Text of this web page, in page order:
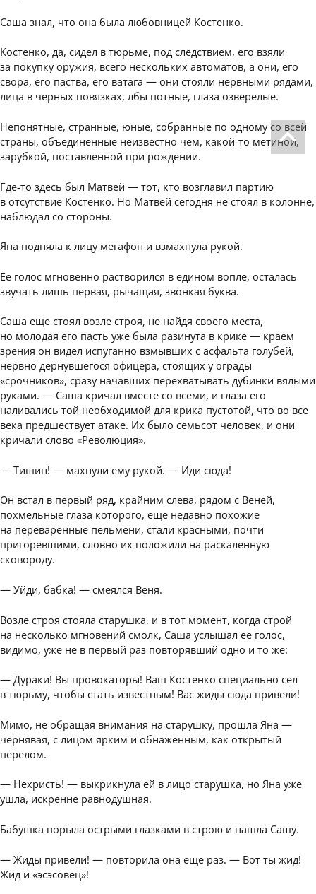
Саша знал, что она была любовницей Костенко.
Костенко, да, сидел в тюрьме, под следствием, его взяли
за покупку оружия, всего нескольких автоматов, а они, его
свора, его паства, его ватага — они стояли нервными рядами,
лица в черных повязках, лбы потные, глаза озверелые.
Непонятные, странные, юные, собранные по одному со всей
страны, объединенные неизвестно чем, какой-то метиной,
зарубкой, поставленной при рождении.
Где-то здесь был Матвей — тот, кто возглавил партию
в отсутствие Костенко. Но Матвей сегодня не стоял в колонне,
наблюдал со стороны.
Яна подняла к лицу мегафон и взмахнула рукой.
Ее голос мгновенно растворился в едином вопле, осталась
звучать лишь первая, рычащая, звонкая буква.
Саша еще стоял возле строя, не найдя своего места,
но молодая его пасть уже была разинута в крике — краем
зрения он видел испуганно взмывших с асфальта голубей,
нервно дернувшегося офицера, стоящих у ограды
«срочников», сразу начавших перехватывать дубинки вялыми
руками. — Саша кричал вместе со всеми, и глаза его
наливались той необходимой для крика пустотой, что во все
века предшествует атаке. Их было семьсот человек, и они
кричали слово «Революция».
— Тишин! — махнули ему рукой. — Иди сюда!
Он встал в первый ряд, крайним слева, рядом с Веней,
похмельные глаза которого, еще недавно похожие
на переваренные пельмени, стали красными, почти
пригоревшими, словно их положили на раскаленную
сковороду.
— Уйди, бабка! — смеялся Веня.
Возле строя стояла старушка, и в тот момент, когда строй
на несколько мгновений смолк, Саша услышал ее голос,
видимо, уже не в первый раз повторявший одно и то же:
— Дураки! Вы провокаторы! Ваш Костенко специально сел
в тюрьму, чтобы стать известным! Вас жиды сюда привели!
Мимо, не обращая внимания на старушку, прошла Яна —
чернявая, с лицом ярким и обнаженным, как открытый
перелом.
— Нехристь! — выкрикнула ей в лицо старушка, но Яна уже
ушла, искренне равнодушная.
Бабушка порыла острыми глазками в строю и нашла Сашу.
— Жиды привели! — повторила она еще раз. — Вот ты жид!
Жид и «эсэсовец»!